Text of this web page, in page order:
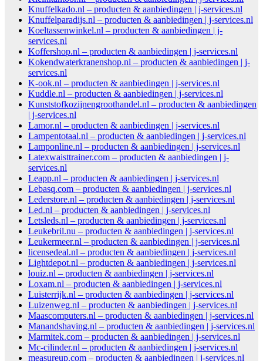
Knuffelkado.nl – producten & aanbiedingen | j-services.nl
Knuffelparadijs.nl – producten & aanbiedingen | j-services.nl
Koeltassenwinkel.nl – producten & aanbiedingen | j-
services.nl
Koffershop.nl – producten & aanbiedingen | j-services.nl
Kokendwaterkranenshop.nl – producten & aanbiedingen | j-
services.nl
K-ook.nl – producten & aanbiedingen | j-services.nl
Kuddle.nl – producten & aanbiedingen | j-services.nl
Kunststofkozijnengroothandel.nl – producten & aanbiedingen
| j-services.nl
Lamor.nl – producten & aanbiedingen | j-services.nl
Lampentotaal.nl – producten & aanbiedingen | j-services.nl
Lamponline.nl – producten & aanbiedingen | j-services.nl
Latexwaisttrainer.com – producten & aanbiedingen | j-
services.nl
Leapp.nl – producten & aanbiedingen | j-services.nl
Lebasq.com – producten & aanbiedingen | j-services.nl
Lederstore.nl – producten & aanbiedingen | j-services.nl
Led.nl – producten & aanbiedingen | j-services.nl
Letsleds.nl – producten & aanbiedingen | j-services.nl
Leukebril.nu – producten & aanbiedingen | j-services.nl
Leukermeer.nl – producten & aanbiedingen | j-services.nl
licensedeal.nl – producten & aanbiedingen | j-services.nl
Lightdepot.nl – producten & aanbiedingen | j-services.nl
louiz.nl – producten & aanbiedingen | j-services.nl
Loxam.nl – producten & aanbiedingen | j-services.nl
Luisterrijk.nl – producten & aanbiedingen | j-services.nl
Luizenweg.nl – producten & aanbiedingen | j-services.nl
Maascomputers.nl – producten & aanbiedingen | j-services.nl
Manandshaving.nl – producten & aanbiedingen | j-services.nl
Marmitek.com – producten & aanbiedingen | j-services.nl
Mc-cilinder.nl – producten & aanbiedingen | j-services.nl
measureup.com – producten & aanbiedingen | j-services.nl